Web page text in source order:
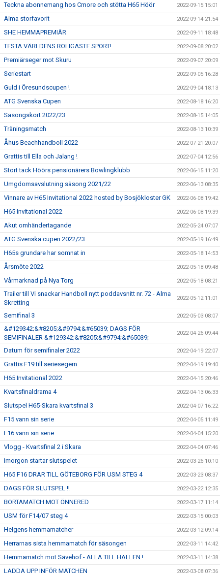
Teckna abonnemang hos Cmore och stötta H65 Höör 2022-09-15 15:01
Alma storfavorit 2022-09-14 21:54
SHE HEMMAPREMIÄR 2022-09-11 18:48
TESTA VÄRLDENS ROLIGASTE SPORT! 2022-09-08 20:02
Premiärseger mot Skuru 2022-09-07 20:09
Seriestart 2022-09-05 16:28
Guld i Öresundscupen ! 2022-09-04 18:13
ATG Svenska Cupen 2022-08-18 16:20
Säsongskort 2022/23 2022-08-15 14:05
Träningsmatch 2022-08-13 10:39
Åhus Beachhandboll 2022 2022-07-21 20:07
Grattis till Ella och Jalang ! 2022-07-04 12:56
Stort tack Höörs pensionärers Bowlingklubb 2022-06-15 11:20
Umgdomsavslutning säsong 2021/22 2022-06-13 08:35
Vinnare av H65 Invitational 2022 hosted by Bosjökloster GK 2022-06-08 19:42
H65 Invitational 2022 2022-06-08 19:39
Akut omhändertagande 2022-05-24 07:07
ATG Svenska cupen 2022/23 2022-05-19 16:49
H65s grundare har somnat in 2022-05-18 14:53
Årsmöte 2022 2022-05-18 09:48
Vårmarknad på Nya Torg 2022-05-18 08:21
Trailer till Vi snackar Handboll nytt poddavsnitt nr. 72 - Alma
Skretting
2022-05-12 11:01
Semifinal 3 2022-05-03 08:07
&#129342;&#8205;&#9794;&#65039; DAGS FÖR
SEMIFINALER &#129342;&#8205;&#9794;&#65039;
2022-04-26 09:44
Datum för semifinaler 2022 2022-04-19 22:07
Grattis F19 till seriesegern 2022-04-19 19:40
H65 Invitational 2022 2022-04-15 20:46
Kvartsfinaldrama 4 2022-04-13 06:33
Slutspel H65-Skara kvartsfinal 3 2022-04-07 16:22
F15 vann sin serie 2022-04-05 11:49
F16 vann sin serie 2022-04-04 15:20
Vlogg - Kvartsfinal 2 i Skara 2022-04-04 07:46
Imorgon startar slutspelet 2022-03-26 10:10
H65 F16 DRAR TILL GÖTEBORG FÖR USM STEG 4 2022-03-23 08:37
DAGS FÖR SLUTSPEL !! 2022-03-22 12:35
BORTAMATCH MOT ÖNNERED 2022-03-17 11:14
USM för F14/07 steg 4 2022-03-15 00:03
Helgens hemmamatcher 2022-03-12 09:14
Herrarnas sista hemmamatch för säsongen 2022-03-11 14:42
Hemmamatch mot Sävehof - ALLA TILL HALLEN ! 2022-03-11 14:38
LADDA UPP INFÖR MATCHEN 2022-03-08 07:36